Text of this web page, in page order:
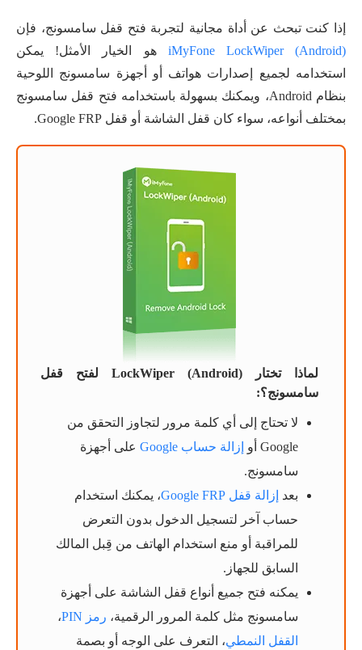
إذا كنت تبحث عن أداة مجانية لتجربة فتح قفل سامسونج، فإن
iMyFone LockWiper (Android) هو الخيار الأمثل! يمكن
استخدامه لجميع إصدارات هواتف أو أجهزة سامسونج اللوحية
بنظام Android، ويمكنك بسهولة باستخدامه فتح قفل سامسونج
بمختلف أنواعه، سواء كان قفل الشاشة أو قفل Google FRP.
لماذا تختار LockWiper (Android) لفتح قفل
سامسونج؟:
لا تحتاج إلى أي كلمة مرور لتجاوز التحقق من
Google أو
إزالة حساب Google
على أجهزة
سامسونج.
بعد إزالة قفل Google FRP
، يمكنك استخدام
حساب آخر لتسجيل الدخول بدون التعرض
للمراقبة أو منع استخدام الهاتف من قِبل المالك
السابق للجهاز.
يمكنه فتح جميع أنواع قفل الشاشة على أجهزة
سامسونج مثل كلمة المرور الرقمية، رمز PIN
،
القفل النمطي، التعرف على الوجه أو بصمة